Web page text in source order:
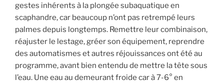
gestes inhérents à la plongée subaquatique en
scaphandre, car beaucoup n’ont pas retrempé leurs
palmes depuis longtemps. Remettre leur combinaison,
réajuster le lestage, gréer son équipement, reprendre
des automatismes et autres réjouissances ont été au
programme, avant bien entendu de mettre la tête sous
l’eau. Une eau au demeurant froide car à 7-6° en